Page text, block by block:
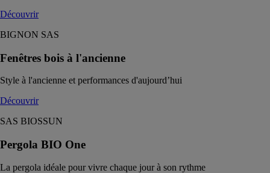
Découvrir
BIGNON SAS
Fenêtres bois à l'ancienne
Style à l'ancienne et performances d'aujourd’hui
Découvrir
SAS BIOSSUN
Pergola BIO One
La pergola idéale pour vivre chaque jour à son rythme